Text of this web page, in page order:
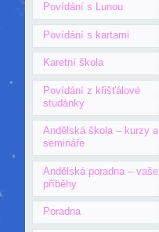
Povídání s Lunou
Povídání s kartami
Karetní škola
Povídání z křišťálové
studánky
Andělská škola – kurzy a
semináře
Andělská poradna – vaše
příběhy
Poradna